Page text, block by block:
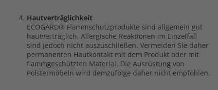
Hautverträglichkeit
ECOGARD® Flammschutzprodukte sind allgemein gut
hautverträglich. Allergische Reaktionen im Einzelfall
sind jedoch nicht auszuschließen. Vermeiden Sie daher
permanenten Hautkontakt mit dem Produkt oder mit
flammgeschützten Material. Die Ausrüstung von
Polstermöbeln wird demzufolge daher nicht empfohlen.